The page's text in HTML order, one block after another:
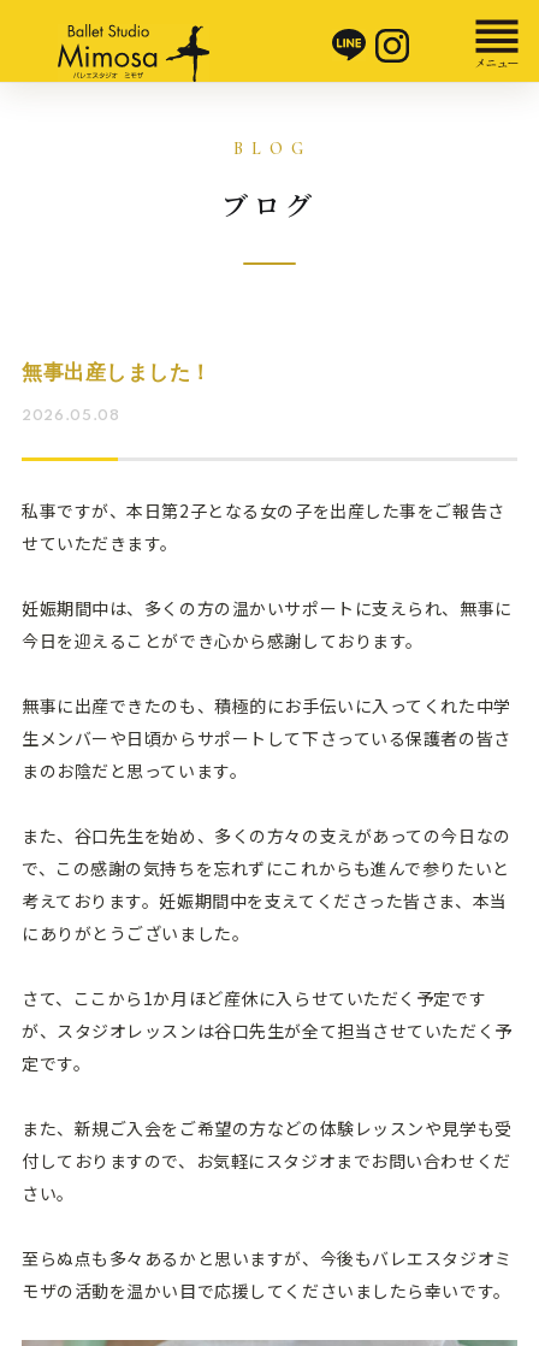
ブログ
無事出産しました！
2026.05.08
私事ですが、本日第2子となる女の子を出産した事をご報告さ
せていただきます。
妊娠期間中は、多くの方の温かいサポートに支えられ、無事に
今日を迎えることができ心から感謝しております。
無事に出産できたのも、積極的にお手伝いに入ってくれた中学
生メンバーや日頃からサポートして下さっている保護者の皆さ
まのお陰だと思っています。
また、谷口先生を始め、多くの方々の支えがあっての今日なの
で、この感謝の気持ちを忘れずにこれからも進んで参りたいと
考えております。妊娠期間中を支えてくださった皆さま、本当
にありがとうございました。
さて、ここから1か月ほど産休に入らせていただく予定です
が、スタジオレッスンは谷口先生が全て担当させていただく予
定です。
また、新規ご入会をご希望の方などの体験レッスンや見学も受
付しておりますので、お気軽にスタジオまでお問い合わせくだ
さい。
至らぬ点も多々あるかと思いますが、今後もバレエスタジオミ
モザの活動を温かい目で応援してくださいましたら幸いです。